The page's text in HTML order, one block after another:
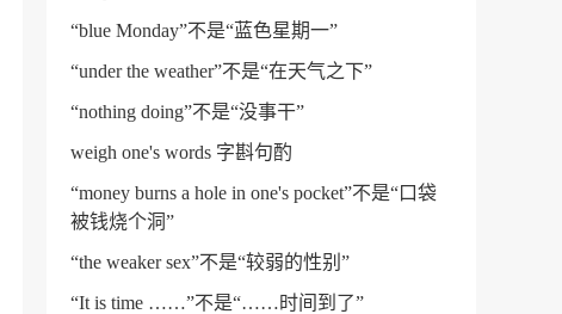
“blue Monday”不是“蓝色星期一”
“under the weather”不是“在天气之下”
“nothing doing”不是“没事干”
weigh one's words​ 字斟句酌
“money burns a hole in one's pocket”不是“口袋
被钱烧个洞”
“the weaker sex”不是“较弱的性别”
“It is time ……”不是“……时间到了”